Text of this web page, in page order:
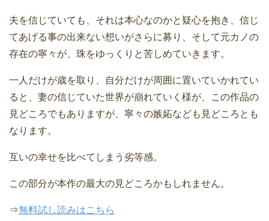
夫を信じていても、それは本心なのかと疑心を抱き、信じ
てあげる事の出来ない想いがさらに募り、そして元カノの
存在の寧々が、珠をゆっくりと苦しめていきます。
一人だけが歳を取り、自分だけが周囲に置いていかれてい
ると、妻の信じていた世界が崩れていく様が、この作品の
見どころでもありますが、寧々の嫉妬なども見どころとも
なります。
互いの幸せを比べてしまう劣等感。
この部分が本作の最大の見どころかもしれません。
⇒無料試し読みはこちら